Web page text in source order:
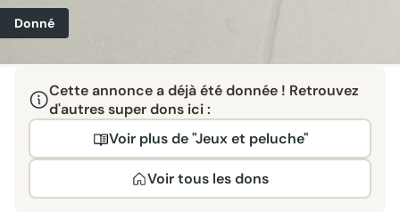
Donné
Cette annonce a déjà été donnée ! Retrouvez
d'autres super dons ici :
Voir plus de "Jeux et peluche"
Voir tous les dons